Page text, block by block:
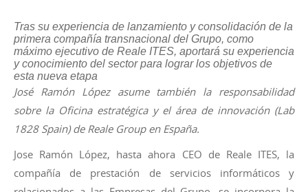
CALCULA TU PRESUPUESTO
en apenas unos minutos
CALCULA TU PRESUPUESTO
en apenas unos minutos
Tras su experiencia de lanzamiento y consolidación de la
primera compañía transnacional del Grupo, como
máximo ejecutivo de Reale ITES, aportará su experiencia
y conocimiento del sector para lograr los objetivos de
esta nueva etapa
José Ramón López asume también la responsabilidad
sobre la Oficina estratégica y el área de innovación (Lab
1828 Spain) de Reale Group en España.
Jose Ramón López, hasta ahora CEO de Reale ITES, la
compañía de prestación de servicios informáticos y